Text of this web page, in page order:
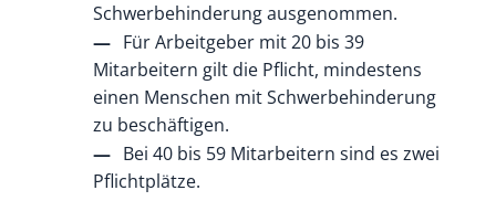
Schwerbehinderung ausgenommen.
Für Arbeitgeber mit 20 bis 39
Mitarbeitern gilt die Pflicht, mindestens
einen Menschen mit Schwerbehinderung
zu beschäftigen.
Bei 40 bis 59 Mitarbeitern sind es zwei
Pflichtplätze.